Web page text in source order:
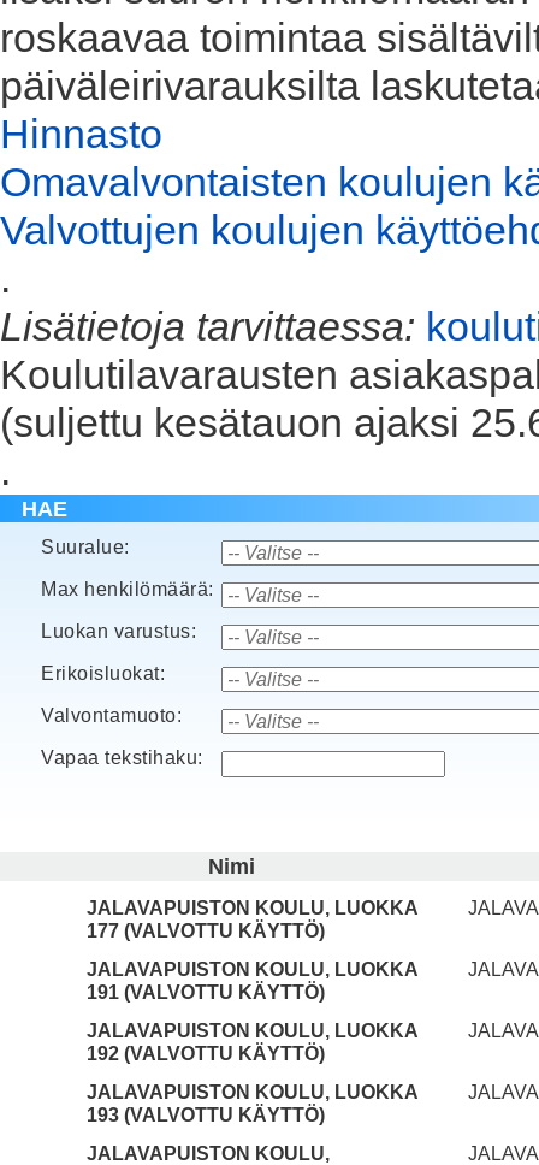
roskaavaa toimintaa
päiväleirivarauksilta
Hinnasto
Omavalvontaisten koulujen
Valvottujen koulujen
.
Lisätietoja tarvittaessa:
Koulutilavarausten
(suljettu kesätauon ajaksi
.
HAE
Suuralue:
Max henkilömäärä:
Luokan varustus:
Erikoisluokat:
Valvontamuoto:
Vapaa tekstihaku:
Nimi
JALAVAPUISTON KOULU, LUOKKA
177 (VALVOTTU KÄYTTÖ)
JALAVAPUISTON KOULU, LUOKKA
191 (VALVOTTU KÄYTTÖ)
JALAVAPUISTON KOULU, LUOKKA
192 (VALVOTTU KÄYTTÖ)
JALAVAPUISTON KOULU, LUOKKA
193 (VALVOTTU KÄYTTÖ)
JALAVAPUISTON KOULU,